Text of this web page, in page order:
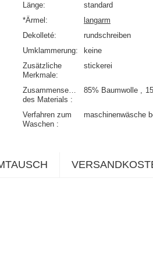
Länge
standard
*Ärmel
langarm
Dekolleté
rundschreiben
Umklammerung
keine
Zusätzliche
Merkmale
stickerei
Zusammensetzung
des Materials
85% Baumwolle
Verfahren zum
Waschen
maschinenwäsche